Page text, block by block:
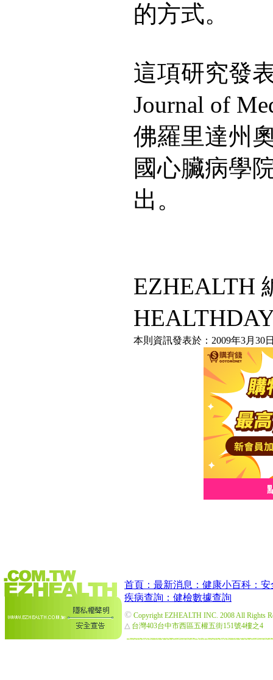
的方式。
這項研究發
Journal of
佛羅里達州
國心臟病學
出。
EZHEALTH
本則資訊發表於：2009年3月30
首頁： 最新消息： 健康小百科： 安
疾病查詢： 健檢數據查詢
© Copyright EZHEALTH INC. 2008 All Rights
△ 台灣403台中市西區五權五街151號4樓之4